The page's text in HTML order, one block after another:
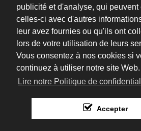
publicité et d'analyse, qui peuvent
celles-ci avec d'autres
leur avez fournies ou qu'ils ont
lors de votre utilisation de leurs
Vous consentez à nos cookies si
continuez à utiliser notre site Web.
Lire notre Politique de
Accepter
Email :
oriflam@oriflam.com
Du Lundi au Jeudi de 08h00 à 17h00
©